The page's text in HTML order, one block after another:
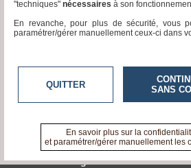
tvlocale.fr
Contactez-nous
A propos de tvlocale.fr
Devenir délégué
"techniques" nécessaires à son
En revanche, pour plus de sécurité, vous
paramétrer/gérer manuellement ceux-ci dans
QUITTER
SANS
En savoir plus sur la
et paramétrer/gérer manuellement les